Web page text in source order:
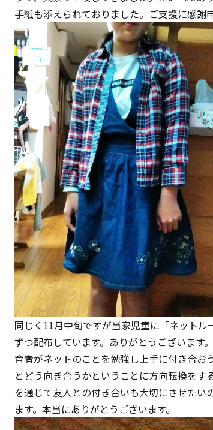
手紙も添えられておりました。ご支援に感謝
同じく11月中旬ですが当家児童に「ネット
ずつ配布しています。ありがとうございます
育者がネットのことを勉強し上手に付き合お
とどう向き合うかということに方向転換を
を通じて友人との付き合いも大切にさせた
ます。本当にありがとうございます。